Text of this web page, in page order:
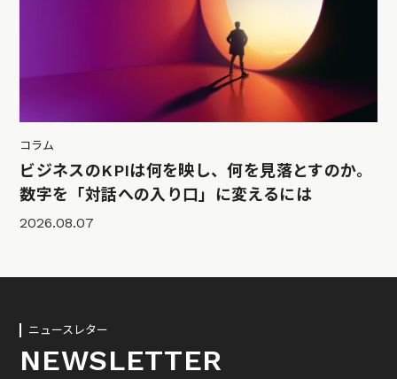
コラム
ビジネスのKPIは何を映し、何を見落とすのか。
数字を「対話への入り口」に変えるには
2026.08.07
ニュースレター
NEWSLETTER